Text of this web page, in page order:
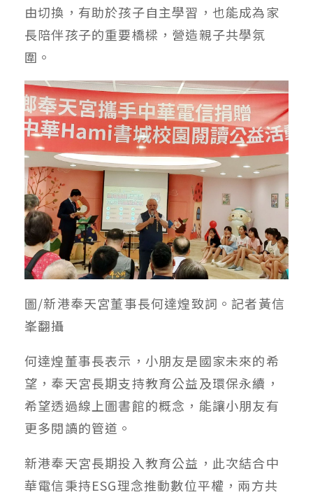
由切換，有助於孩子自主學習，也能成為家
長陪伴孩子的重要橋樑，營造親子共學氛
圍。
圖/新港奉天宮董事長何達煌致詞。記者黃信
峯翻攝
何達煌董事長表示，小朋友是國家未來的希
望，奉天宮長期支持教育公益及環保永續，
希望透過線上圖書館的概念，能讓小朋友有
更多閱讀的管道。
新港奉天宮長期投入教育公益，此次結合中
華電信秉持ESG理念推動數位平權，兩方共